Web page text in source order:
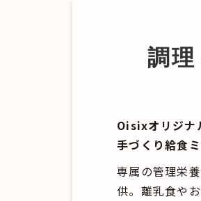
調理
Oisixオリジナ
手づくり給食
専属の管理栄
供。離乳食や